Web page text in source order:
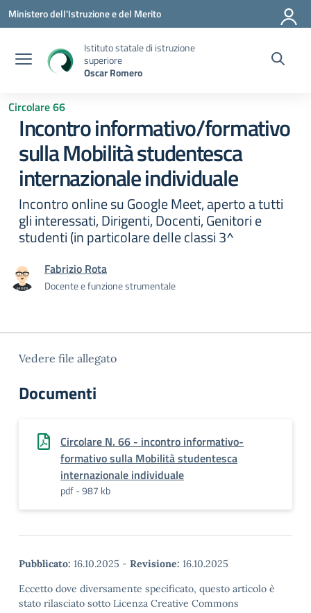
Vai ai contenuti
Vai al menu di navigazione
Vai al footer
Ministero dell'Istruzione e del Merito
Istituto statale di istruzione
superiore
Oscar Romero
Circolare 66
Incontro informativo/formativo
sulla Mobilità studentesca
internazionale individuale
Incontro online su Google Meet, aperto a tutti
gli interessati, Dirigenti, Docenti, Genitori e
studenti (in particolare delle classi 3^
Fabrizio Rota
Docente e funzione strumentale
Vedere file allegato
Documenti
Circolare N. 66 - incontro informativo-
formativo sulla Mobilità studentesca
internazionale individuale
pdf - 987 kb
Pubblicato: 16.10.2025 - Revisione: 16.10.2025
Eccetto dove diversamente specificato, questo articolo è
stato rilasciato sotto Licenza Creative Commons